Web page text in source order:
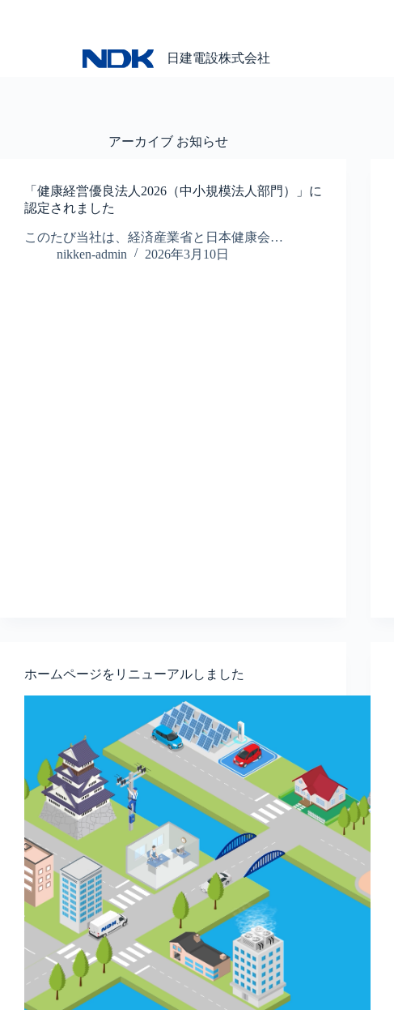
日建電設株式会社
アーカイブ お知らせ
「健康経営優良法人2026（中小規模法人部門）」に
認定されました
このたび当社は、経済産業省と日本健康会…
nikken-admin
2026年3月10日
ホームページをリニューアルしました